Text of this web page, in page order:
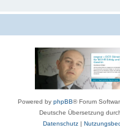
Powered by phpBB® Forum
Deutsche Übersetzung
Datenschutz|